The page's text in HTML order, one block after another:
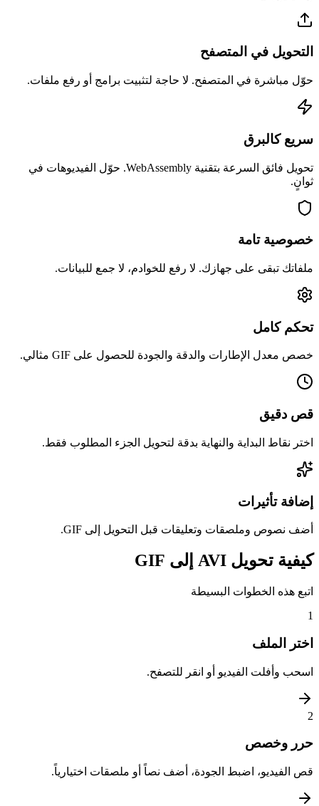
التحويل في المتصفح
حوّل مباشرة في المتصفح. لا حاجة لتثبيت برامج أو رفع ملفات.
سريع كالبرق
تحويل فائق السرعة بتقنية WebAssembly. حوّل الفيديوهات في
ثوانٍ.
خصوصية تامة
ملفاتك تبقى على جهازك. لا رفع للخوادم، لا جمع للبيانات.
تحكم كامل
خصص معدل الإطارات والدقة والجودة للحصول على GIF مثالي.
قص دقيق
اختر نقاط البداية والنهاية بدقة لتحويل الجزء المطلوب فقط.
إضافة تأثيرات
أضف نصوص وملصقات وتعليقات قبل التحويل إلى GIF.
كيفية تحويل AVI إلى GIF
اتبع هذه الخطوات البسيطة
1
اختر الملف
اسحب وأفلت الفيديو أو انقر للتصفح.
2
حرر وخصص
قص الفيديو، اضبط الجودة، أضف نصاً أو ملصقات اختيارياً.